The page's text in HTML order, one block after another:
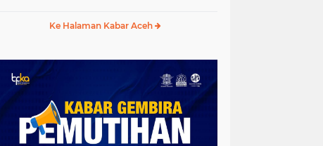
Ke Halaman Kabar Aceh